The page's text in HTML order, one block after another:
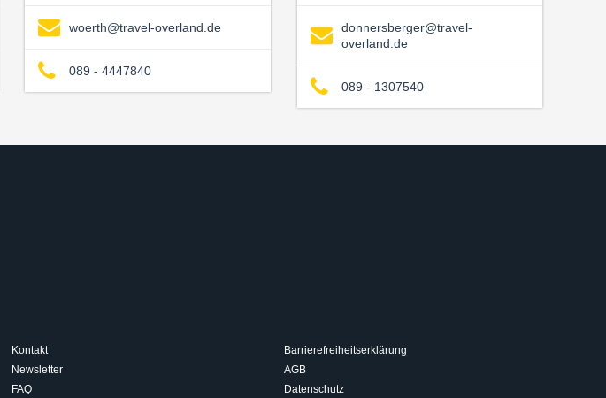
woerth@travel-overland.de
089 - 4447840
donnersberger@travel-
overland.de
089 - 1307540
Kontakt
Newsletter
FAQ
Barrierefreiheitserklärung
AGB
Datenschutz